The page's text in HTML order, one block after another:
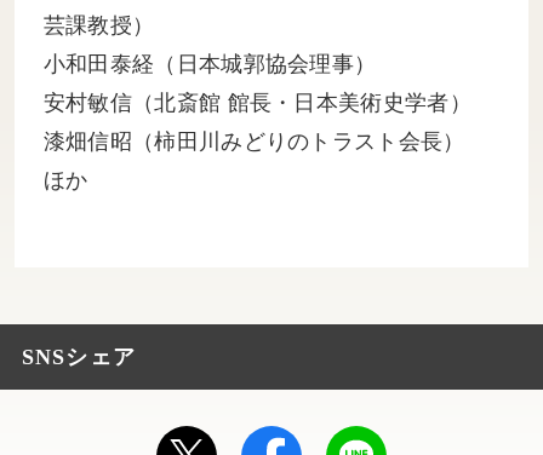
芸課教授）
小和田泰経（日本城郭協会理事）
安村敏信（北斎館 館長・日本美術史学者）
漆畑信昭（柿田川みどりのトラスト会長）
ほか
SNSシェア